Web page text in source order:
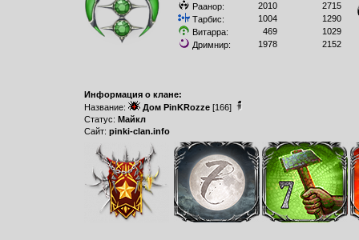
Раанор:
2010
2715
Тарбис:
1004
1290
Витарра:
469
1029
Дримнир:
1978 2152
Информация о клане:
Название:
Дом PinKRozze[166]
Статус: Майкл
Сайт: pinki-clan.info